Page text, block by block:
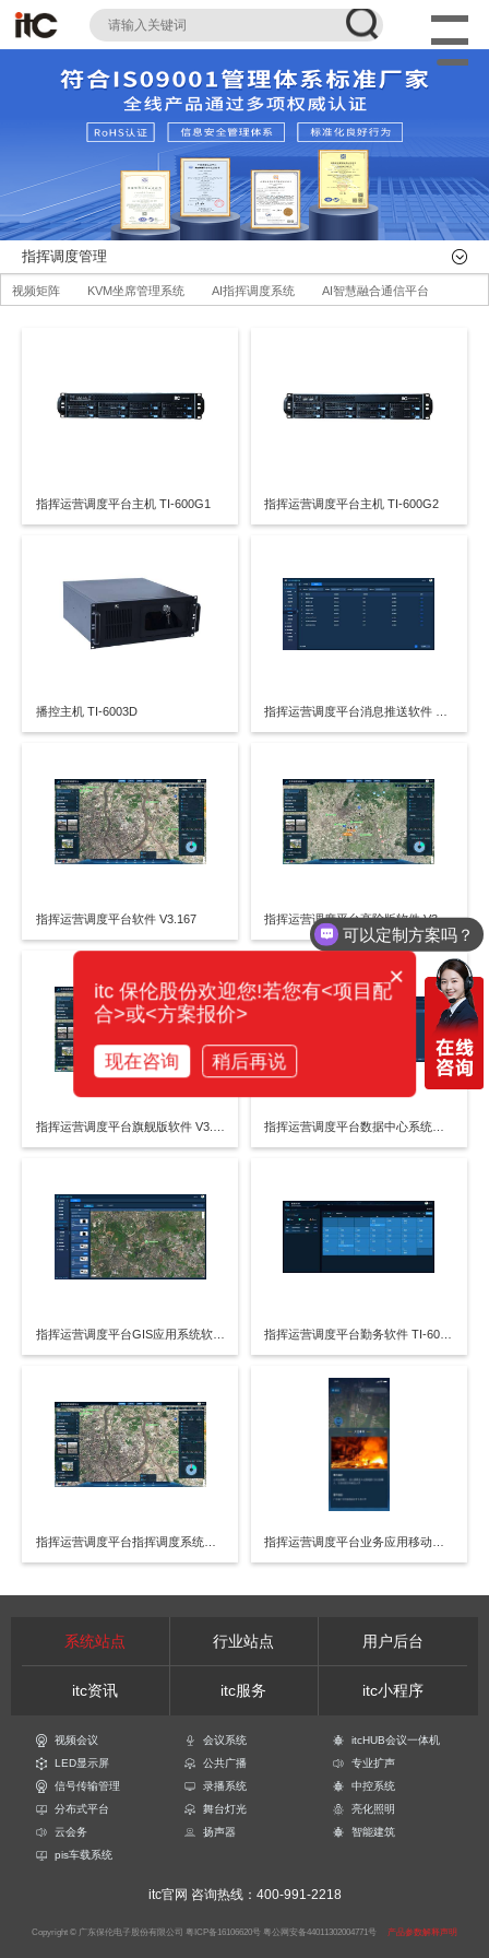
指挥调度管理
视频矩阵 KVM坐席管理系统 AI指挥调度系统 AI智慧融合通信平台
指挥运营调度平台主机 TI-600G1 指挥运营调度平台主机 TI-600G2
播控主机 TI-6003D
指挥运营调度平台软件 V3.167 指挥运营调度平台高阶版软件 V3.162
指挥运营调度平台GIS应用系统软件 TI-601GR软件 V3.165
系统站点 行业站点 用户后台
itc资讯 itc服务 itc小程序
视频会议 会议系统
itcHUB会议一体机
LED显示屏
公共广播
专业扩声
信号传输管理
录播系统
中控系统
分布式平台
舞台灯光
亮化照明
云会务
扬声器
智能建筑
pis车载系统
itc官网 咨询热线：400-991-2218
Copyright © 广东保伦电子股份有限公司 粤ICP备16106620号 粤公网安备44011302004771号 产品参数解释声明
可以定制方案吗？
×
itc 保伦股份欢迎您!若您有<项目配
合>或<方案报价>
现在咨询 稍后再说